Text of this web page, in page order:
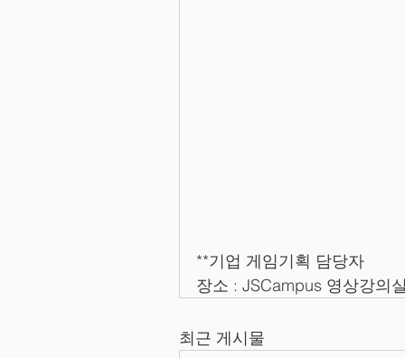
**기업 게임기획 담당자
장소 : JSCampus 영상강의
최근 게시물